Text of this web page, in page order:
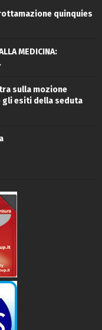
quinquies
MEDICINA:
sulla mozione
gli esiti della seduta